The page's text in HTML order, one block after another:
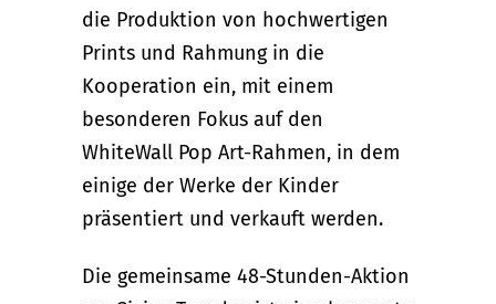
die Produktion von hochwertigen
Prints und Rahmung in die
Kooperation ein, mit einem
besonderen Fokus auf den
WhiteWall Pop Art-Rahmen, in dem
einige der Werke der Kinder
präsentiert und verkauft werden.
Die gemeinsame 48-Stunden-Aktion